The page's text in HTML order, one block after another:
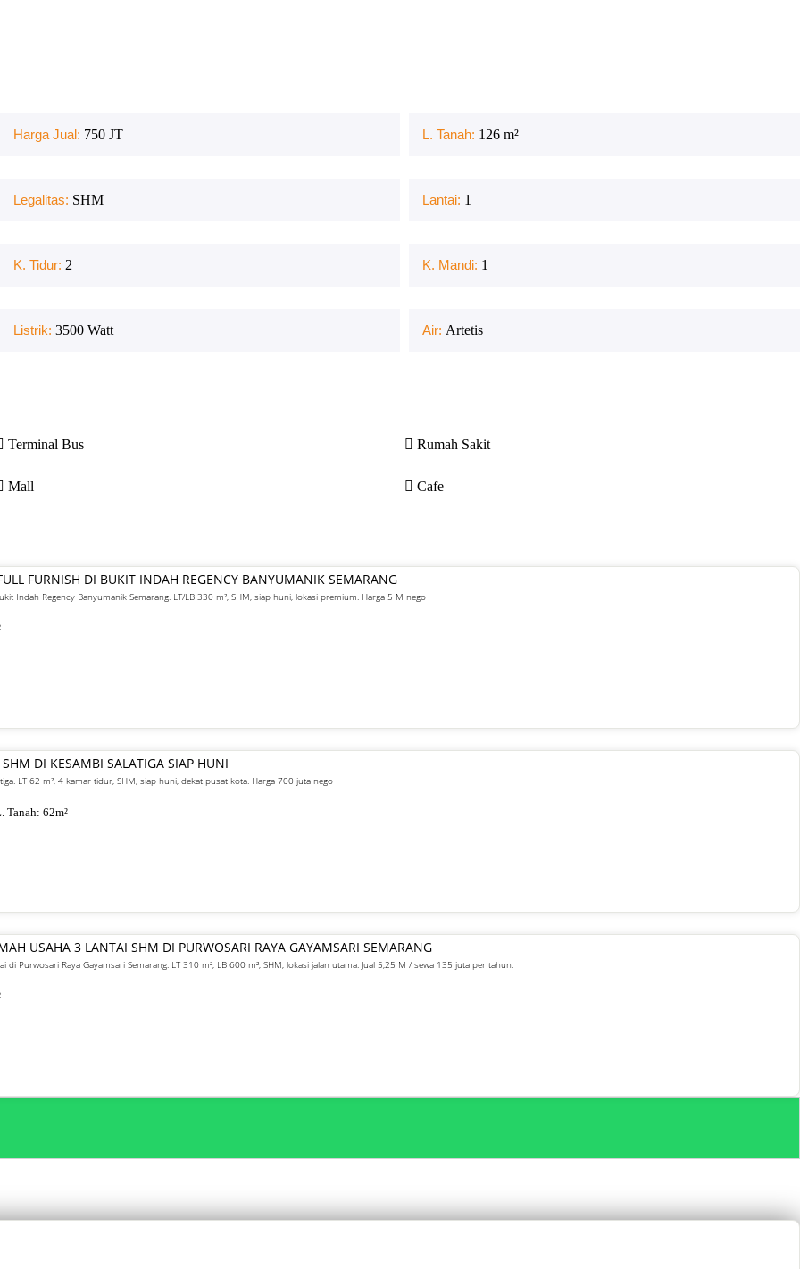
Harga Jual: 750 JT L. Tanah: 126 m²
Legalitas: SHM Lantai: 1
K. Tidur: 2 K. Mandi: 1
Listrik: 3500 Watt Air: Artetis
Terminal Bus Rumah Sakit
Mall Cafe
FURNISH DI BUKIT INDAH REGENCY BANYUMANIK SEMARANG
Indah Regency Banyumanik Semarang. LT/LB 330 m², SHM, siap huni, lokasi premium. Harga 5 M nego
DI KESAMBI SALATIGA SIAP HUNI
LT 62 m², 4 kamar tidur, SHM, siap huni, dekat pusat kota. Harga 700 juta nego
Tanah: 62m²
USAHA 3 LANTAI SHM DI PURWOSARI RAYA GAYAMSARI SEMARANG
di Purwosari Raya Gayamsari Semarang. LT 310 m², LB 600 m², SHM, lokasi jalan utama. Jual 5,25 M / sewa 135 juta per tahun.